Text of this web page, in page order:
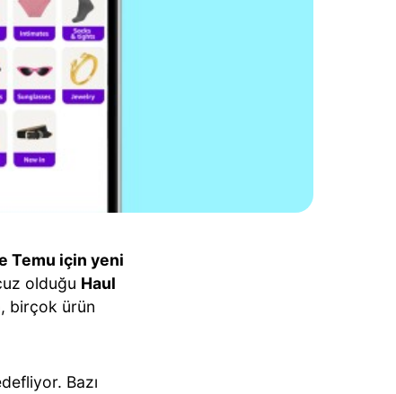
Temu için yeni
olduğu Haul
birçok ürün
Bazı